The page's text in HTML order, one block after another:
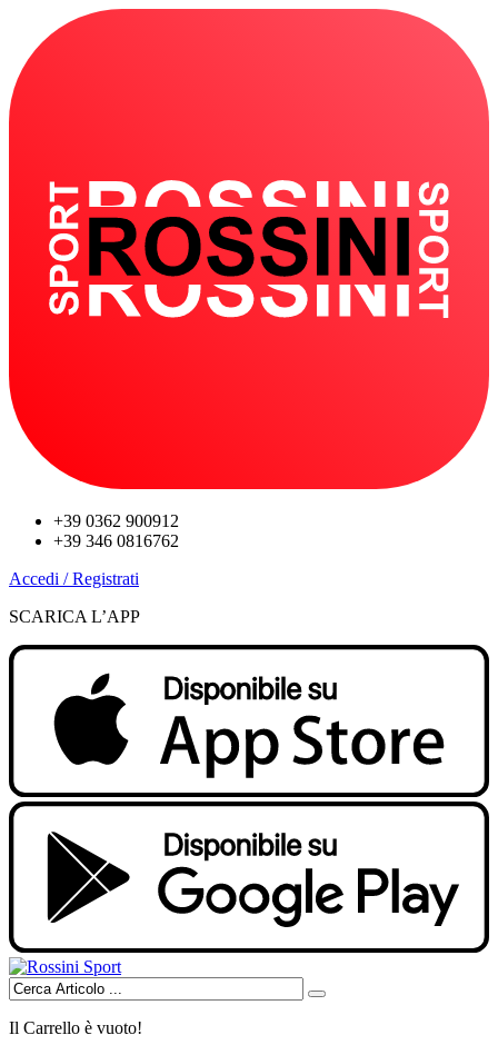
+39 0362 900912
+39 346 0816762
Accedi / Registrati
SCARICA L’APP
Il Carrello è vuoto!